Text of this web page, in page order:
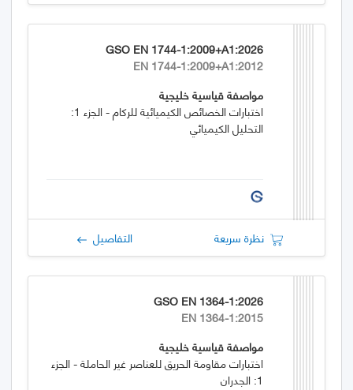
GSO EN 1744-1:2009+A1:2026
EN 1744-1:2009+A1:2012
مواصفة قياسية خليجية
اختبارات الخصائص الكيميائية للركام - الجزء 1:
التحليل الكيميائي
نظرة سريعة التفاصيل
GSO EN 1364-1:2026
EN 1364-1:2015
مواصفة قياسية خليجية
اختبارات مقاومة الحريق للعناصر غير الحاملة - الجزء
1: الجدران